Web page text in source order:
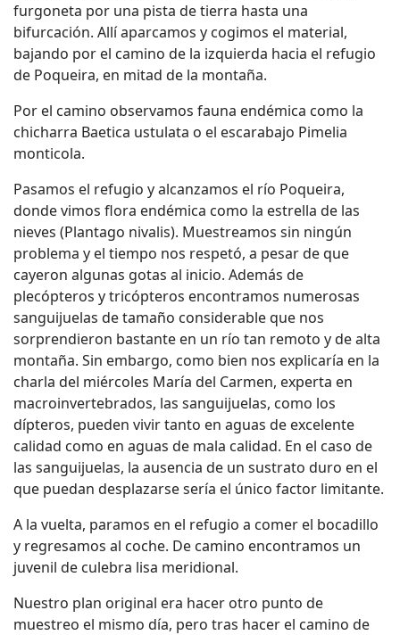
furgoneta por una pista de tierra hasta una
bifurcación. Allí aparcamos y cogimos el material,
bajando por el camino de la izquierda hacia el refugio
de Poqueira, en mitad de la montaña.
Por el camino observamos fauna endémica como la
chicharra Baetica ustulata o el escarabajo Pimelia
monticola.
Pasamos el refugio y alcanzamos el río Poqueira,
donde vimos flora endémica como la estrella de las
nieves (Plantago nivalis). Muestreamos sin ningún
problema y el tiempo nos respetó, a pesar de que
cayeron algunas gotas al inicio. Además de
plecópteros y tricópteros encontramos numerosas
sanguijuelas de tamaño considerable que nos
sorprendieron bastante en un río tan remoto y de alta
montaña. Sin embargo, como bien nos explicaría en la
charla del miércoles María del Carmen, experta en
macroinvertebrados, las sanguijuelas, como los
dípteros, pueden vivir tanto en aguas de excelente
calidad como en aguas de mala calidad. En el caso de
las sanguijuelas, la ausencia de un sustrato duro en el
que puedan desplazarse sería el único factor limitante.
A la vuelta, paramos en el refugio a comer el bocadillo
y regresamos al coche. De camino encontramos un
juvenil de culebra lisa meridional.
Nuestro plan original era hacer otro punto de
muestreo el mismo día, pero tras hacer el camino de